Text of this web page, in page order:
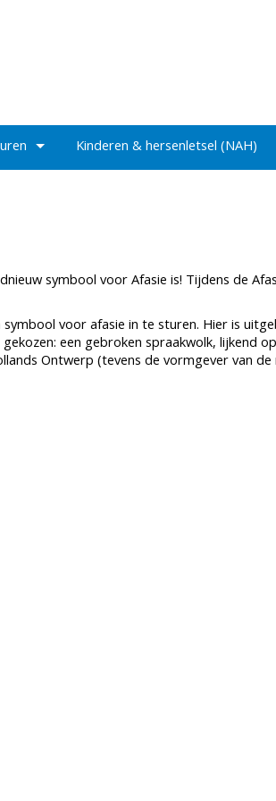
Kinderen & hersenletsel (NAH)
symbool voor Afasie is! Tijdens de
voor afasie in te sturen. Hier is
een gebroken spraakwolk, lijkend
Ontwerp (tevens de vormgever van